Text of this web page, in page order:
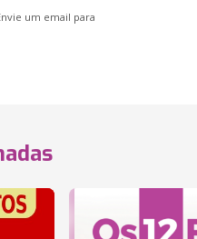
um email para